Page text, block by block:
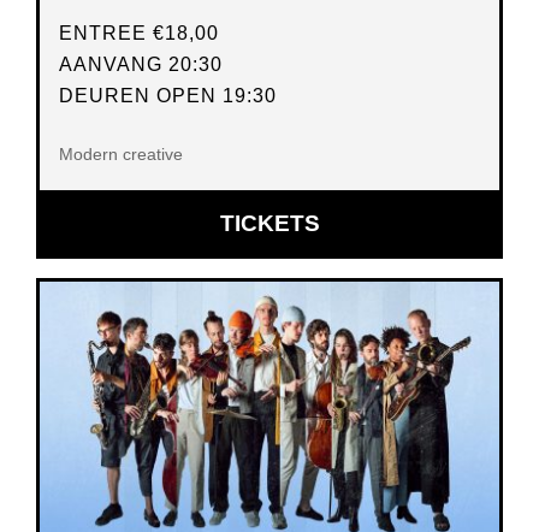
ENTREE €18,00
AANVANG 20:30
DEUREN OPEN 19:30
Modern creative
TICKETSOPENT
IN
VENSTER